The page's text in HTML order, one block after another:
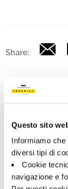
Questo sito
Informiamo
diversi tipi di
Cookie
navigazione e
Share:
A